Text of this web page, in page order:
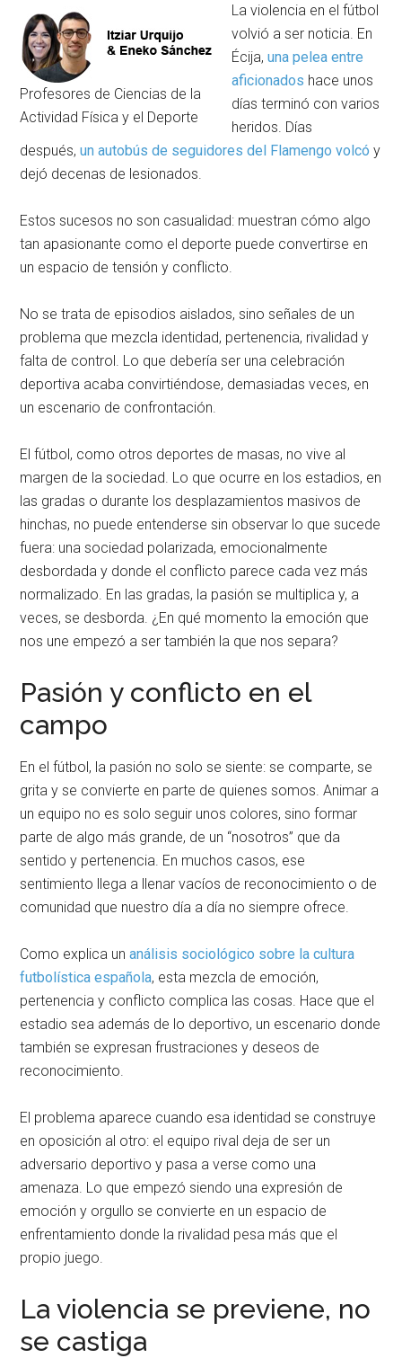
Profesores de Ciencias de la
Actividad Física y el Deporte
La violencia en el fútbol
volvió a ser noticia. En
Écija,una pelea entre
aficionados hace unos
días terminó con varios
heridos. Días
después,un autobús de seguidores del Flamengo volcó y
dejó decenas de lesionados.
Estos sucesos no son casualidad: muestran cómo algo
tan apasionante como el deporte puede convertirse en
un espacio de tensión y conflicto.
No se trata de episodios aislados, sino señales de un
problema que mezcla identidad, pertenencia, rivalidad y
falta de control. Lo que debería ser una celebración
deportiva acaba convirtiéndose, demasiadas veces, en
un escenario de confrontación.
El fútbol, como otros deportes de masas, no vive al
margen de la sociedad. Lo que ocurre en los estadios, en
las gradas o durante los desplazamientos masivos de
hinchas, no puede entenderse sin observar lo que sucede
fuera: una sociedad polarizada, emocionalmente
desbordada y donde el conflicto parece cada vez más
normalizado. En las gradas, la pasión se multiplica y, a
veces, se desborda. ¿En qué momento la emoción que
nos une empezó a ser también la que nos separa?
Pasión y conflicto en el
campo
En el fútbol, la pasión no solo se siente: se comparte, se
grita y se convierte en parte de quienes somos. Animar a
un equipo no es solo seguir unos colores, sino formar
parte de algo más grande, de un “nosotros” que da
sentido y pertenencia. En muchos casos, ese
sentimiento llega a llenar vacíos de reconocimiento o de
comunidad que nuestro día a día no siempre ofrece.
Como explica unanálisis sociológico sobre la cultura
futbolística española, esta mezcla de emoción,
pertenencia y conflicto complica las cosas. Hace que el
estadio sea además de lo deportivo, un escenario donde
también se expresan frustraciones y deseos de
reconocimiento.
El problema aparece cuando esa identidad se construye
en oposición al otro: el equipo rival deja de ser un
adversario deportivo y pasa a verse como una
amenaza. Lo que empezó siendo una expresión de
emoción y orgullo se convierte en un espacio de
enfrentamiento donde la rivalidad pesa más que el
propio juego.
La violencia se previene, no
se castiga